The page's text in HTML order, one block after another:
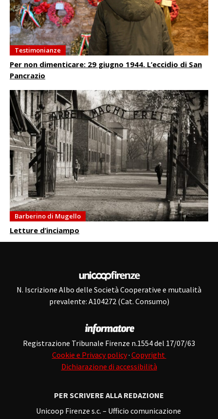
Testimonianze
Per non dimenticare: 29 giugno 1944. L’eccidio di San
Pancrazio
Barberino di Mugello
Letture d’inciampo
N. Iscrizione Albo delle Società Cooperative e mutualità
prevalente: A104272 (Cat. Consumo)
Registrazione Tribunale Firenze n.1554 del 17/07/63
Cookie e Privacy policy· Copyright
Dichiarazione di accessibilità
PER SCRIVERE ALLA REDAZIONE
Unicoop Firenze s.c. – Ufficio comunicazione